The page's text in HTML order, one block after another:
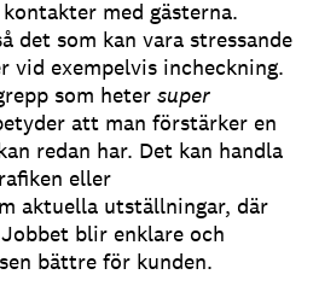
med gästerna.
det som kan vara stressande
vid exempelvis incheckning.
som heter super
att man förstärker en
redan har. Det kan handla
eller
aktuella utställningar, där
blir enklare och
bättre för kunden.